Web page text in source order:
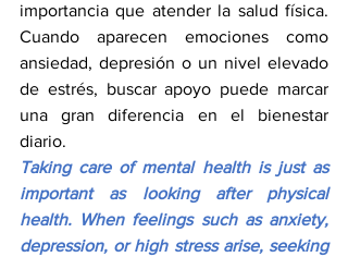
importancia que atender la salud física.
Cuando aparecen emociones como
ansiedad, depresión o un nivel elevado
de estrés, buscar apoyo puede marcar
una gran diferencia en el bienestar
diario.
Taking care of mental health is just as
important as looking after physical
health. When feelings such as anxiety,
depression, or high stress arise, seeking